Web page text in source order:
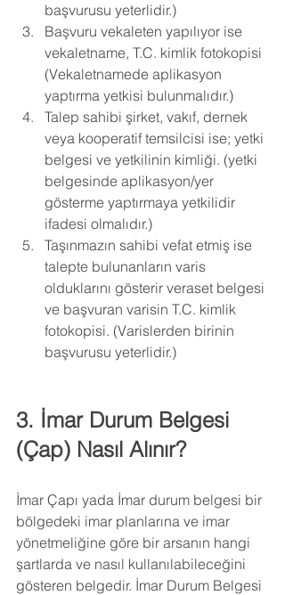
başvurusu yeterlidir.)
Başvuru vekaleten yapılıyor ise
vekaletname, T.C. kimlik fotokopisi
(Vekaletnamede aplikasyon
yaptırma yetkisi bulunmalıdır.)
Talep sahibi şirket, vakıf, dernek
veya kooperatif temsilcisi ise; yetki
belgesi ve yetkilinin kimliği. (yetki
belgesinde aplikasyon/yer
gösterme yaptırmaya yetkilidir
ifadesi olmalıdır.)
Taşınmazın sahibi vefat etmiş ise
talepte bulunanların varis
olduklarını gösterir veraset belgesi
ve başvuran varisin T.C. kimlik
fotokopisi. (Varislerden birinin
başvurusu yeterlidir.)
3. İmar Durum Belgesi
(Çap) Nasıl Alınır?
İmar Çapı yada İmar durum belgesi bir
bölgedeki imar planlarına ve imar
yönetmeliğine göre bir arsanın hangi
şartlarda ve nasıl kullanılabileceğini
gösteren belgedir. İmar Durum Belgesi